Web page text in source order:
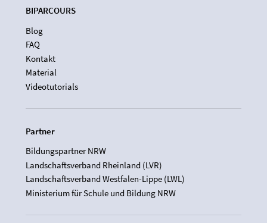
BIPARCOURS
Blog
FAQ
Kontakt
Material
Videotutorials
Partner
Bildungspartner NRW
Landschaftsverband Rheinland (LVR)
Landschaftsverband Westfalen-Lippe (LWL)
Ministerium für Schule und Bildung NRW